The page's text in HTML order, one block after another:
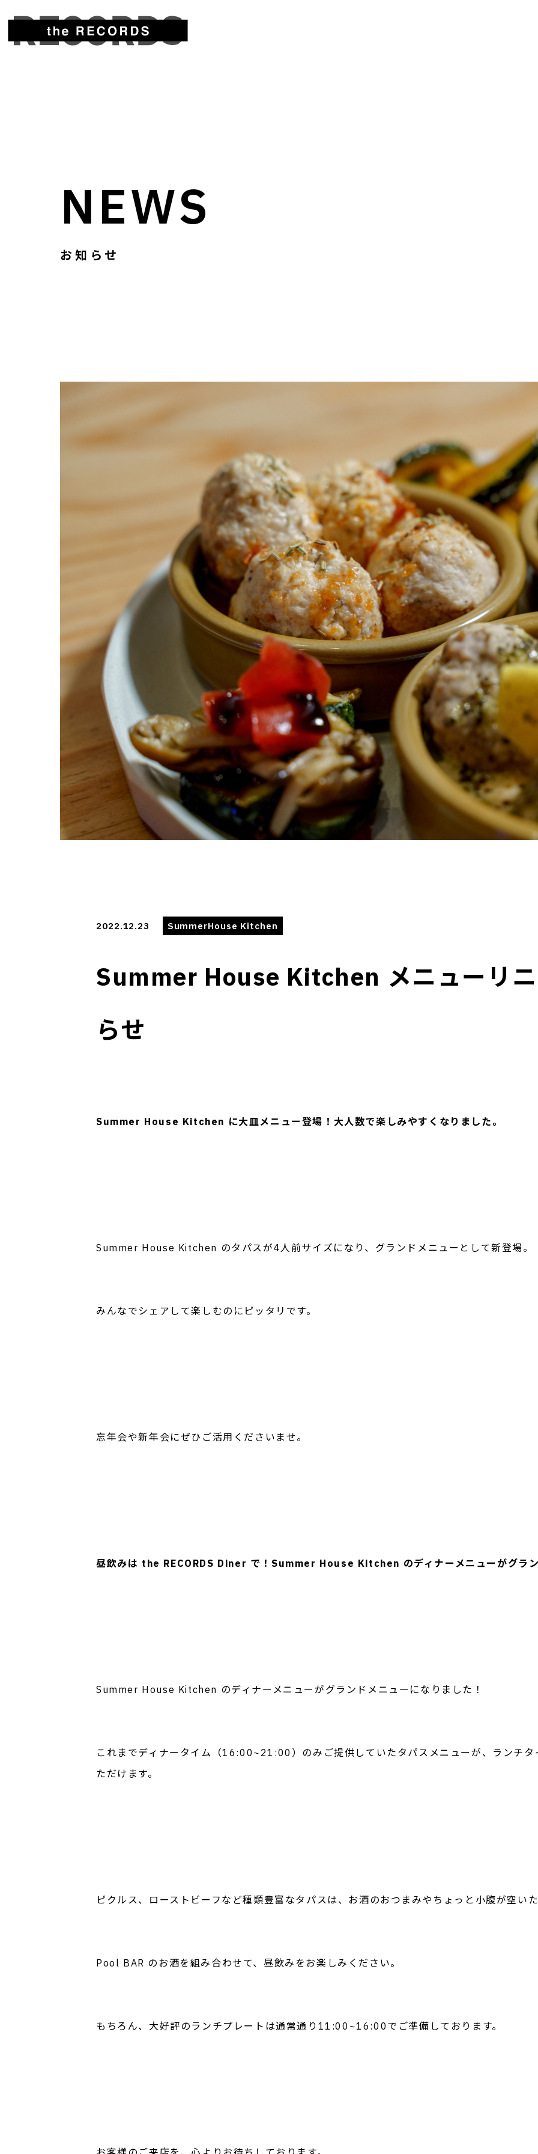
NEWS
お知らせ
2022.12.23 SummerHouse Kitchen
Summer House Kitchen メニューリ
らせ
Summer House Kitchen に大皿メニュー登場！大人数で楽しみやすくなりました。
Summer House Kitchen のタパスが4人前サイズになり、グランドメニューとして新登場。
みんなでシェアして楽しむのにピッタリです。
忘年会や新年会にぜひご活用くださいませ。
昼飲みは the RECORDS Diner で！Summer House Kitchen のディナーメニューがグラン
Summer House Kitchen のディナーメニューがグランドメニューになりました！
これまでディナータイム（16:00~21:00）のみご提供していたタパスメニューが、ランチ
ただけます。
ピクルス、ローストビーフなど種類豊富なタパスは、お酒のおつまみやちょっと小腹が空いた
Pool BAR のお酒を組み合わせて、昼飲みをお楽しみください。
もちろん、大好評のランチプレートは通常通り11:00~16:00でご準備しております。